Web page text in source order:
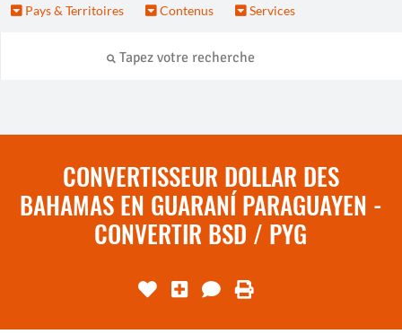
Pays & Territoires Contenus Services
CONVERTISSEUR DOLLAR DES
BAHAMAS EN GUARANÍ PARAGUAYEN -
CONVERTIR BSD / PYG